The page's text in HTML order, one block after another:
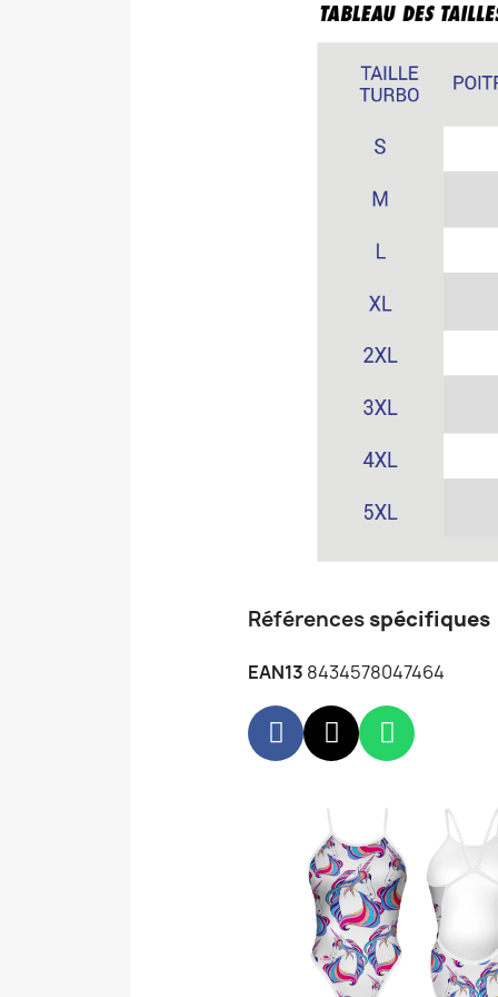
Références spécifiques
EAN13 8434578047464